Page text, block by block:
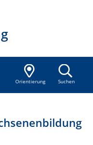
Orientierung Suchen